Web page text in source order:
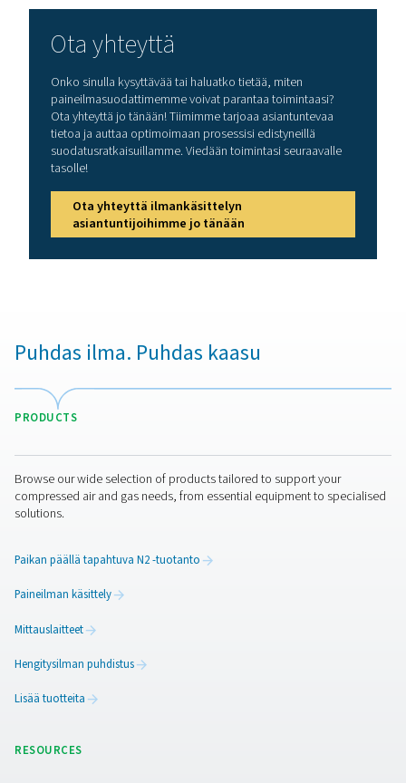
koalesenssisuodattimet ovat ihanteellisia yleiseen
kun taas aktiivihiilisuodattimet ovat välttämättömiä
Ota huomioon suodatusluokitus (mikroneina
ilmanlaatuvaatimusten, kutenISO 8573-1 -
perusteella. Tarkista lisäksi järjestelmän
painevaatimukset varmistaaksesi, että suodatin
käsittelemään tarvittavan kapasiteetin
painehäviöitä. Korkeapainesovelluksissa kannattaa
erityisiä korkeapainesuodattimia, jotka on
Säännöllinen huolto on ratkaisevan tärkeää,
linjasuodattimet toimivat optimaalisesti.
ilmavirtauksen tehokkuutta. Useimmissa
ilmaisimet, jotka ilmoittavat, kun suodatin on
vaihdettava 3-12 kuukauden välein huipputehon
ja alavirran laitteiden suojaamiseksi.